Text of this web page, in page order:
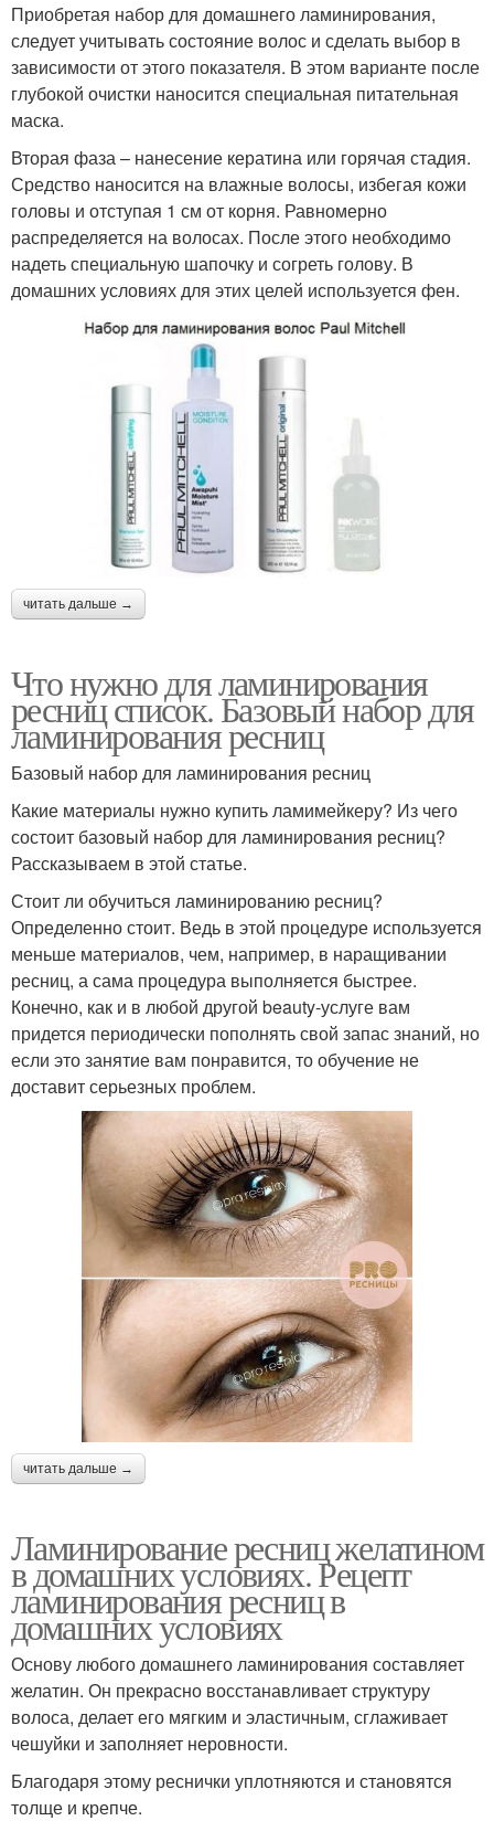
Приобретая набор для домашнего ламинирования,
следует учитывать состояние волос и сделать выбор в
зависимости от этого показателя. В этом варианте после
глубокой очистки наносится специальная питательная
маска.
Вторая фаза – нанесение кератина или горячая стадия.
Средство наносится на влажные волосы, избегая кожи
головы и отступая 1 см от корня. Равномерно
распределяется на волосах. После этого необходимо
надеть специальную шапочку и согреть голову. В
домашних условиях для этих целей используется фен.
читать дальше →
Что нужно для ламинирования
ресниц список. Базовый набор для
ламинирования ресниц
Базовый набор для ламинирования ресниц
Какие материалы нужно купить ламимейкеру? Из чего
состоит базовый набор для ламинирования ресниц?
Рассказываем в этой статье.
Стоит ли обучиться ламинированию ресниц?
Определенно стоит. Ведь в этой процедуре используется
меньше материалов, чем, например, в наращивании
ресниц, а сама процедура выполняется быстрее.
Конечно, как и в любой другой beauty-услуге вам
придется периодически пополнять свой запас знаний, но
если это занятие вам понравится, то обучение не
доставит серьезных проблем.
читать дальше →
Ламинирование ресниц желатином
в домашних условиях. Рецепт
ламинирования ресниц в
домашних условиях
Основу любого домашнего ламинирования составляет
желатин. Он прекрасно восстанавливает структуру
волоса, делает его мягким и эластичным, сглаживает
чешуйки и заполняет неровности.
Благодаря этому реснички уплотняются и становятся
толще и крепче.